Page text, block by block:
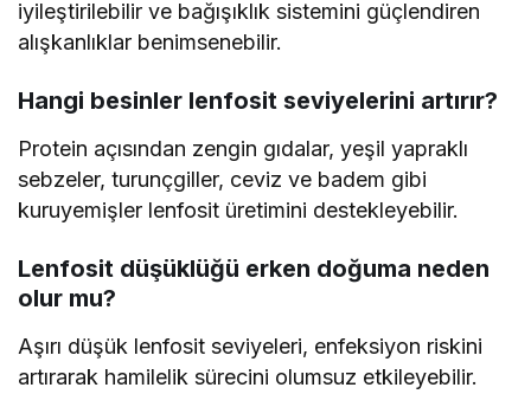
iyileştirilebilir ve bağışıklık sistemini güçlendiren
alışkanlıklar benimsenebilir.
Hangi besinler lenfosit seviyelerini artırır?
Protein açısından zengin gıdalar, yeşil yapraklı
sebzeler, turunçgiller, ceviz ve badem gibi
kuruyemişler lenfosit üretimini destekleyebilir.
Lenfosit düşüklüğü erken doğuma neden
olur mu?
Aşırı düşük lenfosit seviyeleri, enfeksiyon riskini
artırarak hamilelik sürecini olumsuz etkileyebilir.